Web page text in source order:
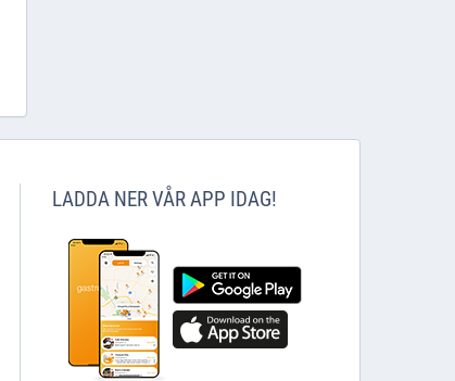
LADDA NER VÅR APP IDAG!